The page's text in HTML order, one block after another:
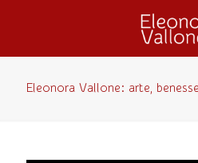
Eleonora Vallone: arte,